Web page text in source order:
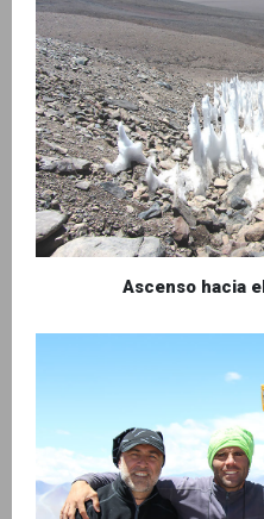
Ascenso hacia